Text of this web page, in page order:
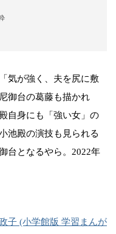
気が強く、夫を尻に敷
御台の葛藤も描かれ
自身にも「強い女」の
池殿の演技も見られる
台となるやら。2022年
(小学館版 学習まんが